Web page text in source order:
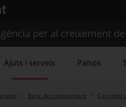
nova finestra.
per al creixement
Ajuts i serveis Països
Banc de coneixement Cercador